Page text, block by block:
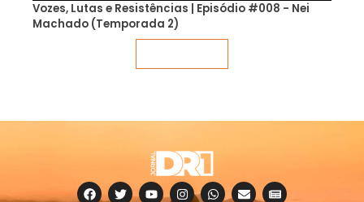
Vozes, Lutas e Resistências | Episódio #008 - Nei
Machado (Temporada 2)